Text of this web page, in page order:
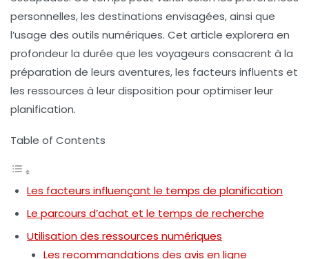
personnelles, les destinations envisagées, ainsi que
l’usage des outils numériques. Cet article explorera en
profondeur la durée que les voyageurs consacrent à la
préparation de leurs aventures, les facteurs influents et
les ressources à leur disposition pour optimiser leur
planification.
Table of Contents
Les facteurs influençant le temps de planification
Le parcours d’achat et le temps de recherche
Utilisation des ressources numériques
Les recommandations des avis en ligne